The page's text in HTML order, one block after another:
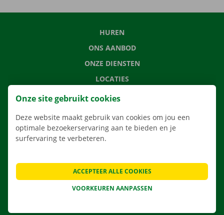
HUREN
ONS AANBOD
ONZE DIENSTEN
LOCATIES
APP
VEELGESTELDE VRAGEN
NIEUWS
Onze site gebruikt cookies
Deze website maakt gebruik van cookies om jou een
optimale bezoekerservaring aan te bieden en je
surfervaring te verbeteren.
VOORKEUREN AANPASSEN
ACCEPTEER ALLE COOKIES